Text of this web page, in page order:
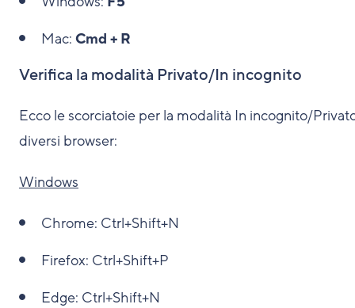
Mac: Cmd + R
Verifica la modalità Privato/In incognito
Ecco le scorciatoie per la modalità In incognito/
diversi browser:
Windows
Chrome: Ctrl+Shift+N
Firefox: Ctrl+Shift+P
Edge: Ctrl+Shift+N